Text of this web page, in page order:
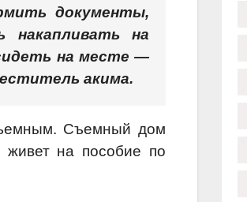
документы,
накапливать на
на месте —
акима.
Съемный дом
живет на пособие по